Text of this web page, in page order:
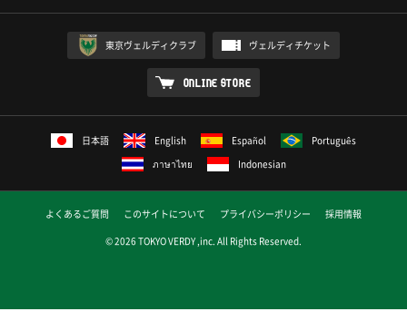
東京ヴェルディクラブ ヴェルディチケット
ONLINE STORE
日本語 English Español
Português
ภาษาไทย
Indonesian
よくあるご質問 このサイトについて プライバシーポリシー
採用情報
© 2026 TOKYO VERDY ,inc. All Rights Reserved.